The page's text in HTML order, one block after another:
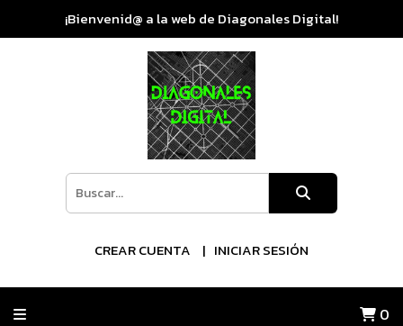
¡Bienvenid@ a la web de Diagonales Digital!
CREAR CUENTA INICIAR SESIÓN
0